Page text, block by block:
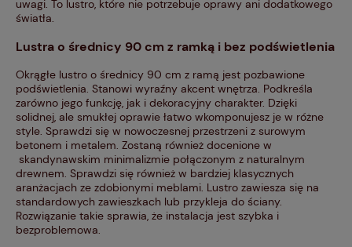
uwagi. To lustro, które nie potrzebuje oprawy ani dodatkowego
światła.
Lustra o średnicy 90 cm z ramką i bez podświetlenia
Okrągłe lustro o średnicy 90 cm z ramą jest pozbawione
podświetlenia. Stanowi wyraźny akcent wnętrza. Podkreśla
zarówno jego funkcję, jak i dekoracyjny charakter. Dzięki
solidnej, ale smukłej oprawie łatwo wkomponujesz je w różne
style. Sprawdzi się w nowoczesnej przestrzeni z surowym
betonem i metalem. Zostaną również docenione w
skandynawskim minimalizmie połączonym z naturalnym
drewnem. Sprawdzi się również w bardziej klasycznych
aranżacjach ze zdobionymi meblami. Lustro zawiesza się na
standardowych zawieszkach lub przykleja do ściany.
Rozwiązanie takie sprawia, że instalacja jest szybka i
bezproblemowa.